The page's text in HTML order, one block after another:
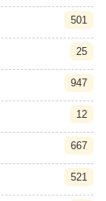
501
25
947
12
667
521